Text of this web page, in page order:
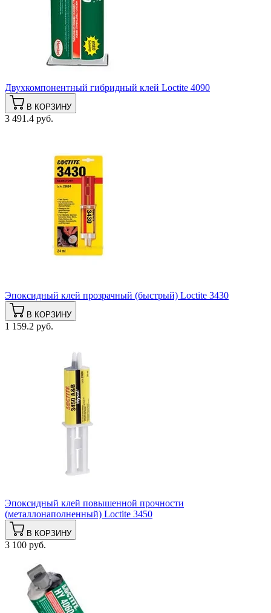
Двухкомпонентный гибридный клей Loctite 4090
В КОРЗИНУ
3 491.4 руб.
Эпоксидный клей прозрачный (быстрый) Loctite 3430
В КОРЗИНУ
1 159.2 руб.
Эпоксидный клей повышенной прочности
(металлонаполненный) Loctite 3450
В КОРЗИНУ
3 100 руб.